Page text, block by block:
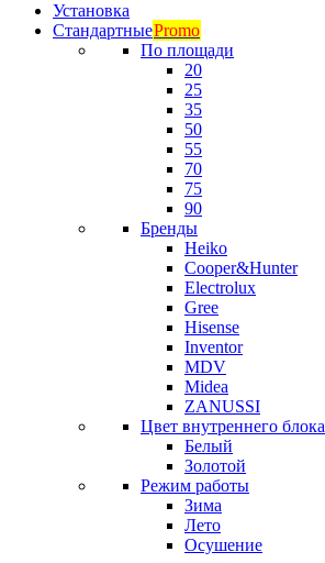
Установка
СтандартныеPromo
По площади
20
25
35
50
55
70
75
90
Бренды
Heiko
Cooper&Hunter
Electrolux
Gree
Hisense
Inventor
MDV
Midea
ZANUSSI
Цвет внутреннего блока
Белый
Золотой
Режим работы
Зима
Лето
Осушение